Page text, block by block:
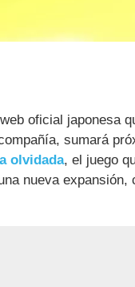
oficial japonesa
sumará
olvidada, el juego
nueva